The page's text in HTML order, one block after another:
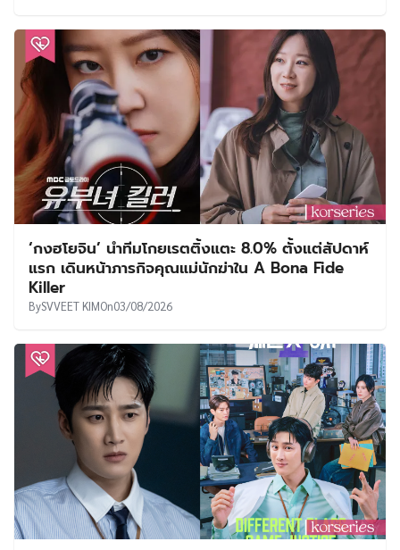
‘กงฮโยจิน’ นำทีมโกยเรตติ้งแตะ 8.0% ตั้งแต่สัปดาห์
แรก เดินหน้าภารกิจคุณแม่นักฆ่าใน A Bona Fide
Killer
BySVVEET KIMOn03/08/2026